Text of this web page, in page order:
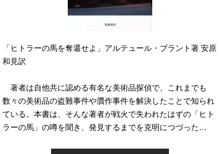
「ヒトラーの馬を奪還せよ」アルテュール・ブラント著 安原
和見訳
著者は自他共に認める有名な美術品探偵で、これまでも
数々の美術品の盗難事件や贋作事件を解決したことで知られ
ている。本書は、そんな著者が戦火で失われたはずの「ヒト
ラーの馬」の噂を聞き、発見するまでを克明につづった…